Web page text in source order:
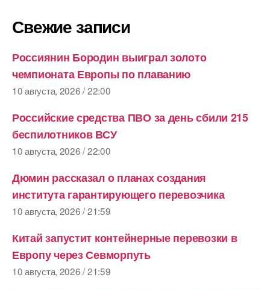
Свежие записи
Россиянин Бородин выиграл золото
чемпионата Европы по плаванию
10 августа, 2026 / 22:00
Российские средства ПВО за день сбили 215
беспилотников ВСУ
10 августа, 2026 / 22:00
Дюмин рассказал о планах создания
института гарантирующего перевозчика
10 августа, 2026 / 21:59
Китай запустит контейнерные перевозки в
Европу через Севморпуть
10 августа, 2026 / 21:59